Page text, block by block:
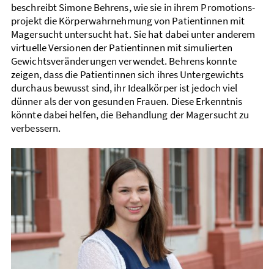
beschreibt Simone Behrens, wie sie in ihrem Promotions­
projekt die Körper­wahr­nehmung von Patientinnen mit
Magersucht unter­sucht hat. Sie hat dabei unter anderem
virtuelle Versionen der Patientinnen mit simulierten
Gewichts­veränderungen verwendet. Behrens konnte
zeigen, dass die Patientinnen sich ihres Untergewichts
durch­aus bewusst sind, ihr Ideal­körper ist jedoch viel
dünner als der von gesunden Frauen. Diese Erkenntnis
könnte dabei helfen, die Behandlung der Mager­sucht zu
verbessern.